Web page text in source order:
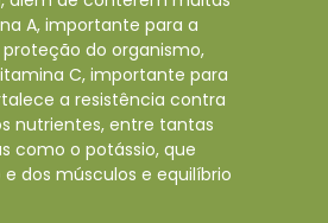
A, importante para a
do organismo,
C, importante para
a resistência contra
nutrientes, entre tantas
como o potássio, que
dos músculos e equilíbrio